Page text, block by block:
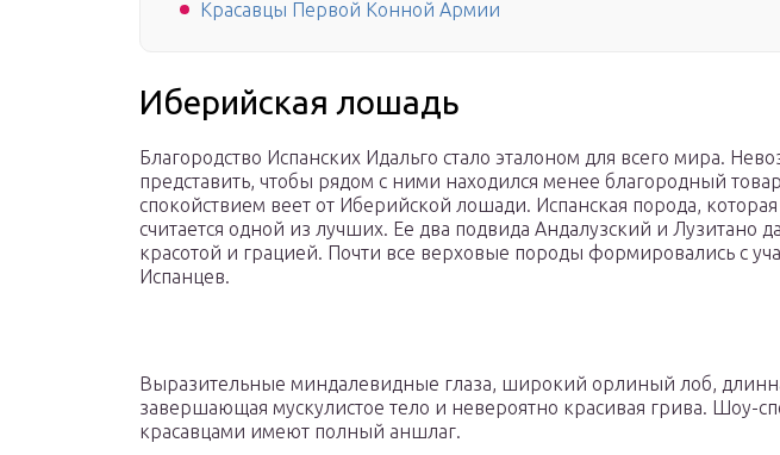
Красавцы Первой Конной Армии
Иберийская лошадь
Благородство Испанских Идальго стало эталоном для всего мира.
представить, чтобы рядом с ними находился менее благородный
спокойствием веет от Иберийской лошади. Испанская порода,
считается одной из лучших. Ее два подвида Андалузский и Лузитано
красотой и грацией. Почти все верховые породы формировались с
Испанцев.
Выразительные миндалевидные глаза, широкий орлиный лоб,
завершающая мускулистое тело и невероятно красивая грива. Шоу-
красавцами имеют полный аншлаг.